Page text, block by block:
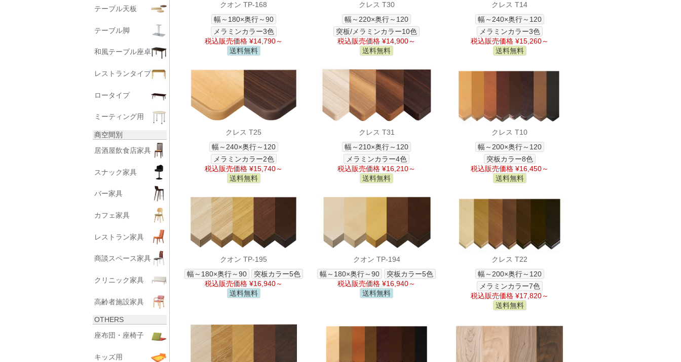
テーブル天板
テーブル脚
和風テーブル座卓
レストランタイプ
ロータイプ
ミーティング用
商空間別
居酒屋飲食店家具
スナック家具
バー家具
カフェ家具
レストラン家具
商談スペース家具
クリニック家具
高齢者施設家具
OTHERS
座布団・座椅子
キッズ用
クオン TP-168
幅～180×奥行～90
メラミンカラー3色
税込販売価格 ¥14,790～
送料無料
クレス T30
幅～220×奥行～120
突板/メラミンカラー10色
税込販売価格 ¥14,900～
送料無料
クレス T14
幅～240×奥行～120
メラミンカラー3色
税込販売価格 ¥15,260～
送料無料
クレス T25
幅～240×奥行～120
メラミンカラー2色
税込販売価格 ¥15,740～
送料無料
クレス T31
幅～210×奥行～120
メラミンカラー4色
税込販売価格 ¥16,210～
送料無料
クレス T10
幅～200×奥行～120
突板カラー8色
税込販売価格 ¥16,450～
送料無料
クオン TP-195
幅～180×奥行～90
突板カラー5色
税込販売価格 ¥16,940～
送料無料
クオン TP-194
幅～180×奥行～90
突板カラー5色
税込販売価格 ¥16,940～
送料無料
クレス T22
幅～200×奥行～120
メラミンカラー7色
税込販売価格 ¥17,820～
送料無料